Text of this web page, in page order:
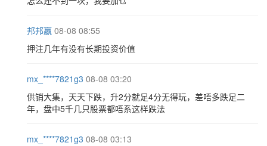
邦邦嬴 08-08 08:55
押注几年有没有长期投资价值
mx_****7821g3 08-08 03:20
供销大集，天天下跌，升2分就足4分无得玩，差唔多跌足二
年，盘中5千几只股票都唔系这样跌法
mx_****7821g3 08-08 03:13